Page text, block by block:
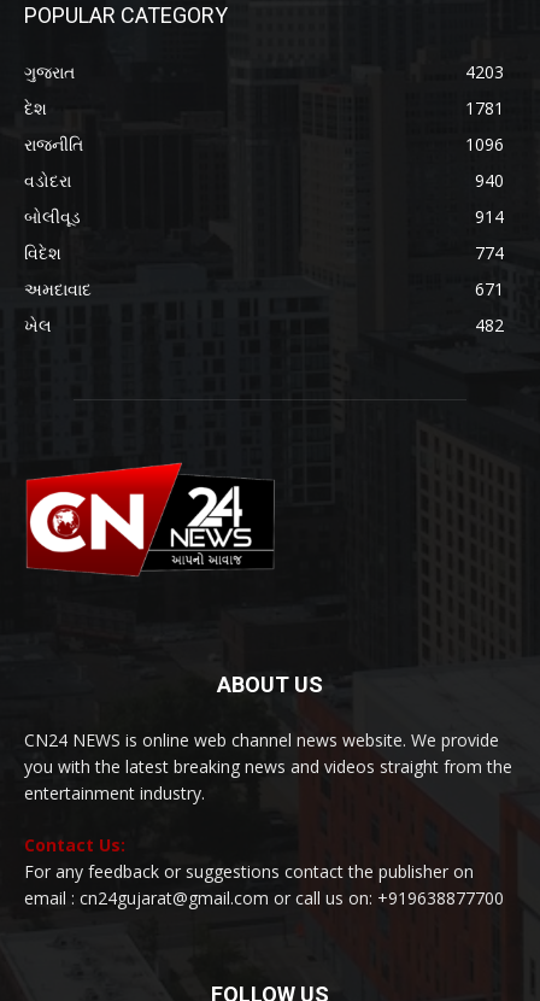
POPULAR CATEGORY
ગુજરાત
4203
દેશ
1781
રાજનીતિ
1096
વડોદરા
940
બોલીવૂડ
914
વિદેશ
774
અમદાવાદ
671
ખેલ
482
ABOUT US
CN24 NEWS is online web channel news website. We provide
you with the latest breaking news and videos straight from the
entertainment industry.
Contact Us:
For any feedback or suggestions contact the publisher on
email : cn24gujarat@gmail.com or call us on: +919638877700
FOLLOW US